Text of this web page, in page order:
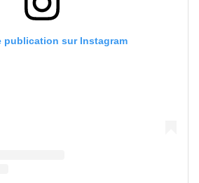
publication sur Instagram